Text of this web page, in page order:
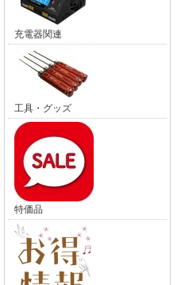
充電器関連
工具・グッズ
特価品